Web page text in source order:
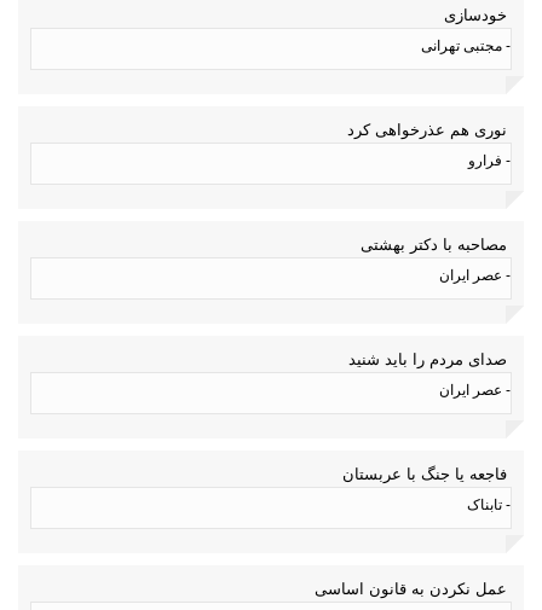
خودسازی
- مجتبی تهرانی
نوری هم عذرخواهی کرد
- فرارو
مصاحبه با دکتر بهشتی
- عصر ایران
صدای مردم را باید شنید
- عصر ایران
فاجعه یا جنگ با عربستان
- تابناک
عمل نکردن به قانون اساسی